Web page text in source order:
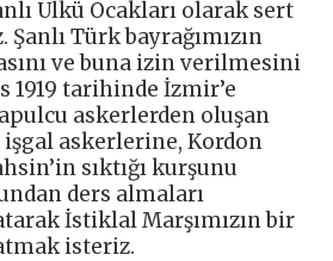
Ülkü Ocakları olarak sert
Türk bayrağımızın
ve buna izin verilmesini
1919 tarihinde İzmir’e
askerlerden oluşan
işgal askerlerine, Kordon
sıktığı kurşunu
ders almaları
İstiklal Marşımızın bir
isteriz.